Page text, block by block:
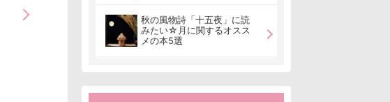
秋の風物詩「十五夜」に読
みたい☆月に関するオスス
メの本5選